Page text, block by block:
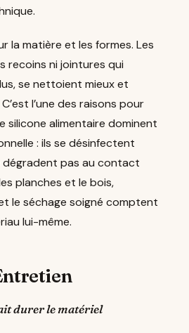
la matière et les formes. Les
recoins ni jointures qui
se nettoient mieux et
l’une des raisons pour
silicone alimentaire dominent
: ils se désinfectent
dégradent pas au contact
planches et le bois,
le séchage soigné comptent
lui-même.
durer le matériel